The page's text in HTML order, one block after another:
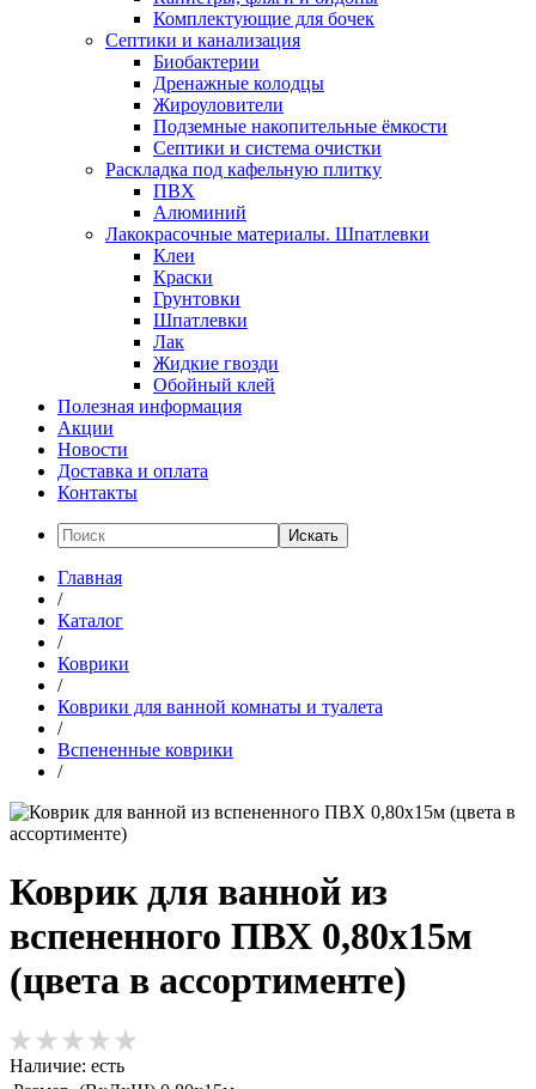
Комплектующие для бочек
Септики и канализация
Биобактерии
Дренажные колодцы
Жироуловители
Подземные накопительные ёмкости
Септики и система очистки
Раскладка под кафельную плитку
ПВХ
Алюминий
Лакокрасочные материалы. Шпатлевки
Клеи
Краски
Грунтовки
Шпатлевки
Лак
Жидкие гвозди
Обойный клей
Полезная информация
Акции
Новости
Доставка и оплата
Контакты
Искать
Главная
/
Каталог
/
Коврики
/
Коврики для ванной комнаты и туалета
/
Вспененные коврики
/
Коврик для ванной из
вспененного ПВХ 0,80х15м
(цвета в ассортименте)
Наличие: есть